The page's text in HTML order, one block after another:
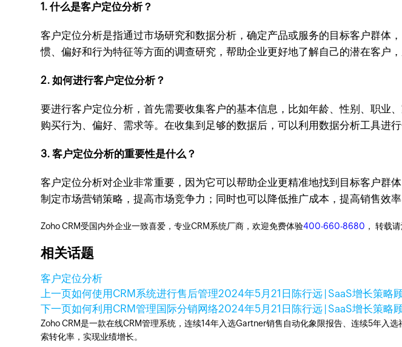
1. 什么是客户定位分析？
客户定位分析是指通过市场研究和数据分析，确定产品或服务的目标客户群体
惯、偏好和行为特征等方面的调查研究，帮助企业更好地了解自己的潜在客户
2. 如何进行客户定位分析？
要进行客户定位分析，首先需要收集客户的基本信息，比如年龄、性别、职业
购买行为、偏好、需求等。在收集到足够的数据后，可以利用数据分析工具进
3. 客户定位分析的重要性是什么？
客户定位分析对企业非常重要，因为它可以帮助企业更精准地找到目标客户群
制定市场营销策略，提高市场竞争力；同时也可以降低推广成本，提高销售效
Zoho CRM受国内外企业一致喜爱，专业CRM系统厂商，欢迎免费体验400-660-8680 ， 转载
相关话题
客户定位分析
上一页如何使用CRM系统进行售后管理2024年5月21日 陈行远 | SaaS增长策略
下一页如何利用CRM管理国际分销网络2024年5月21日 陈行远 | SaaS增长策略
Zoho CRM是一款在线CRM管理系统，连续14年入选Gartner销售自动化象限报告、连续5年入
索转化率，实现业绩增长。